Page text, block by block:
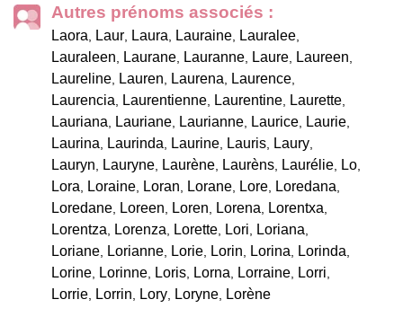
Autres prénoms associés :
Laora, Laur, Laura, Lauraine, Lauralee,
Lauraleen, Laurane, Lauranne, Laure, Laureen,
Laureline, Lauren, Laurena, Laurence,
Laurencia, Laurentienne, Laurentine, Laurette,
Lauriana, Lauriane, Laurianne, Laurice, Laurie,
Laurina, Laurinda, Laurine, Lauris, Laury,
Lauryn, Lauryne, Laurène, Laurèns, Laurélie, Lo,
Lora, Loraine, Loran, Lorane, Lore, Loredana,
Loredane, Loreen, Loren, Lorena, Lorentxa,
Lorentza, Lorenza, Lorette, Lori, Loriana,
Loriane, Lorianne, Lorie, Lorin, Lorina, Lorinda,
Lorine, Lorinne, Loris, Lorna, Lorraine, Lorri,
Lorrie, Lorrin, Lory, Loryne, Lorène